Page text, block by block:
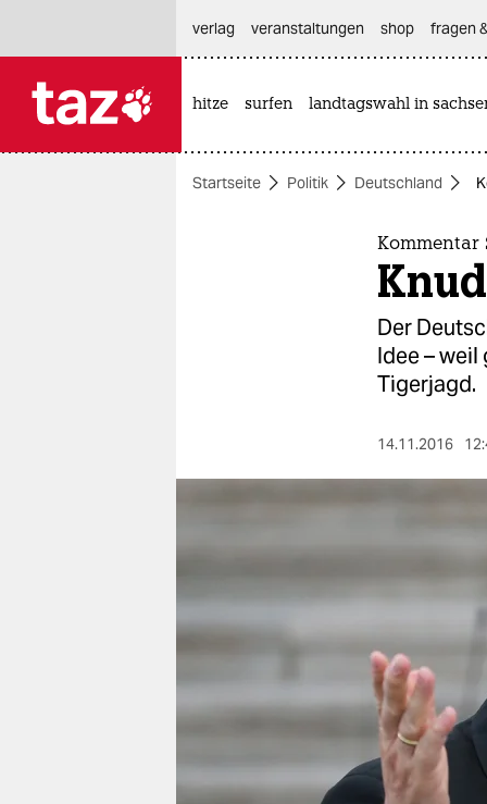
themen
verlag
shop
verlag
veranstaltungen shop fragen
hitze surfen landtagswahl in
Startseite Politik Deutschland
Kommentar
Der
Idee –
Tigerjagd.
14.11.2016